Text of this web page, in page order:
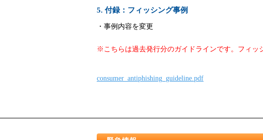
5. 付録：フィッシング事例
・事例内容を変更
※こちらは過去発行分のガイドラインです。フィッ
consumer_antiphishing_guideline.pdf